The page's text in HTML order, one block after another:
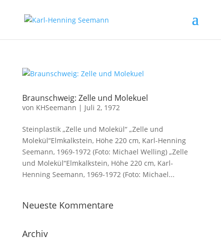
Braunschweig: Zelle und Molekuel
von KHSeemann | Juli 2, 1972
Steinplastik „Zelle und Molekül“ „Zelle und
Molekül“Elmkalkstein, Höhe 220 cm, Karl-Henning
Seemann, 1969-1972 (Foto: Michael Welling) „Zelle
und Molekül“Elmkalkstein, Höhe 220 cm, Karl-
Henning Seemann, 1969-1972 (Foto: Michael...
Neueste Kommentare
Archiv